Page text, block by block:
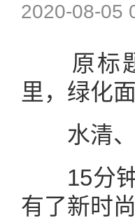
2020-08-05
原标题
里，绿化
水清、
15分钟
有了新时尚